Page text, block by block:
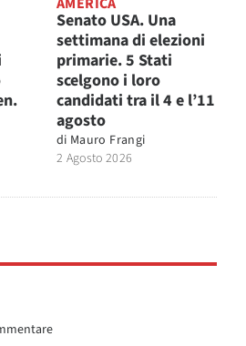
Senato USA. Una
settimana di elezioni
primarie. 5 Stati
scelgono i loro
candidati tra il 4 e l’11
agosto
di Mauro Frangi
2 Agosto 2026